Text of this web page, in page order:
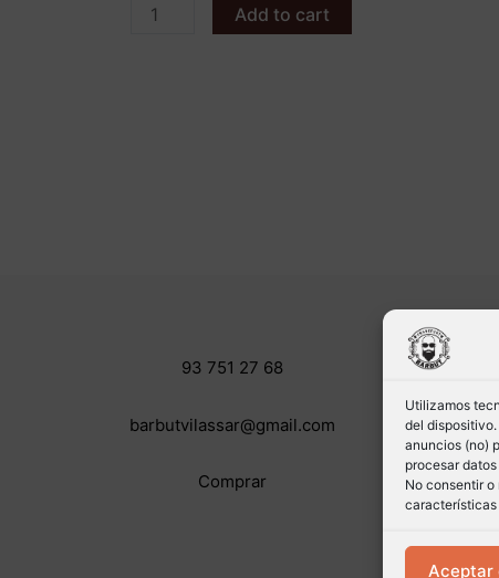
Utilizamos
del
anuncios (no)
procesar
No consentir
Aceptar
Add to cart
93 751 27 68
barbutvilassar@gmail.com
Comprar